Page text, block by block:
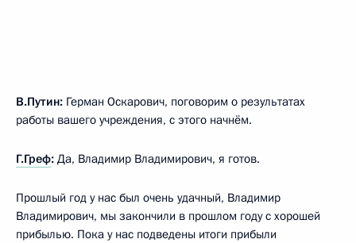
В.Путин: Герман Оскарович, поговорим о результатах
работы вашего учреждения, с этого начнём.
Г.Греф: Да, Владимир Владимирович, я готов.
Прошлый год у нас был очень удачный, Владимир
Владимирович, мы закончили в прошлом году с хорошей
прибылью. Пока у нас подведены итоги прибыли